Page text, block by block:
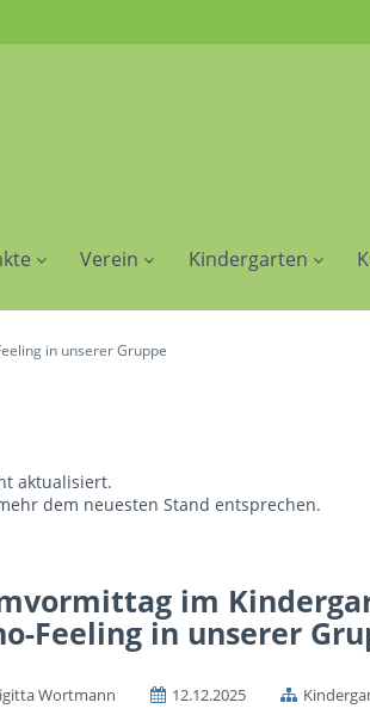
Verein Kindergarten
in unserer Gruppe
aktualisiert.
dem neuesten Stand entsprechen.
im
Feeling in unserer
Wortmann 12.12.2025